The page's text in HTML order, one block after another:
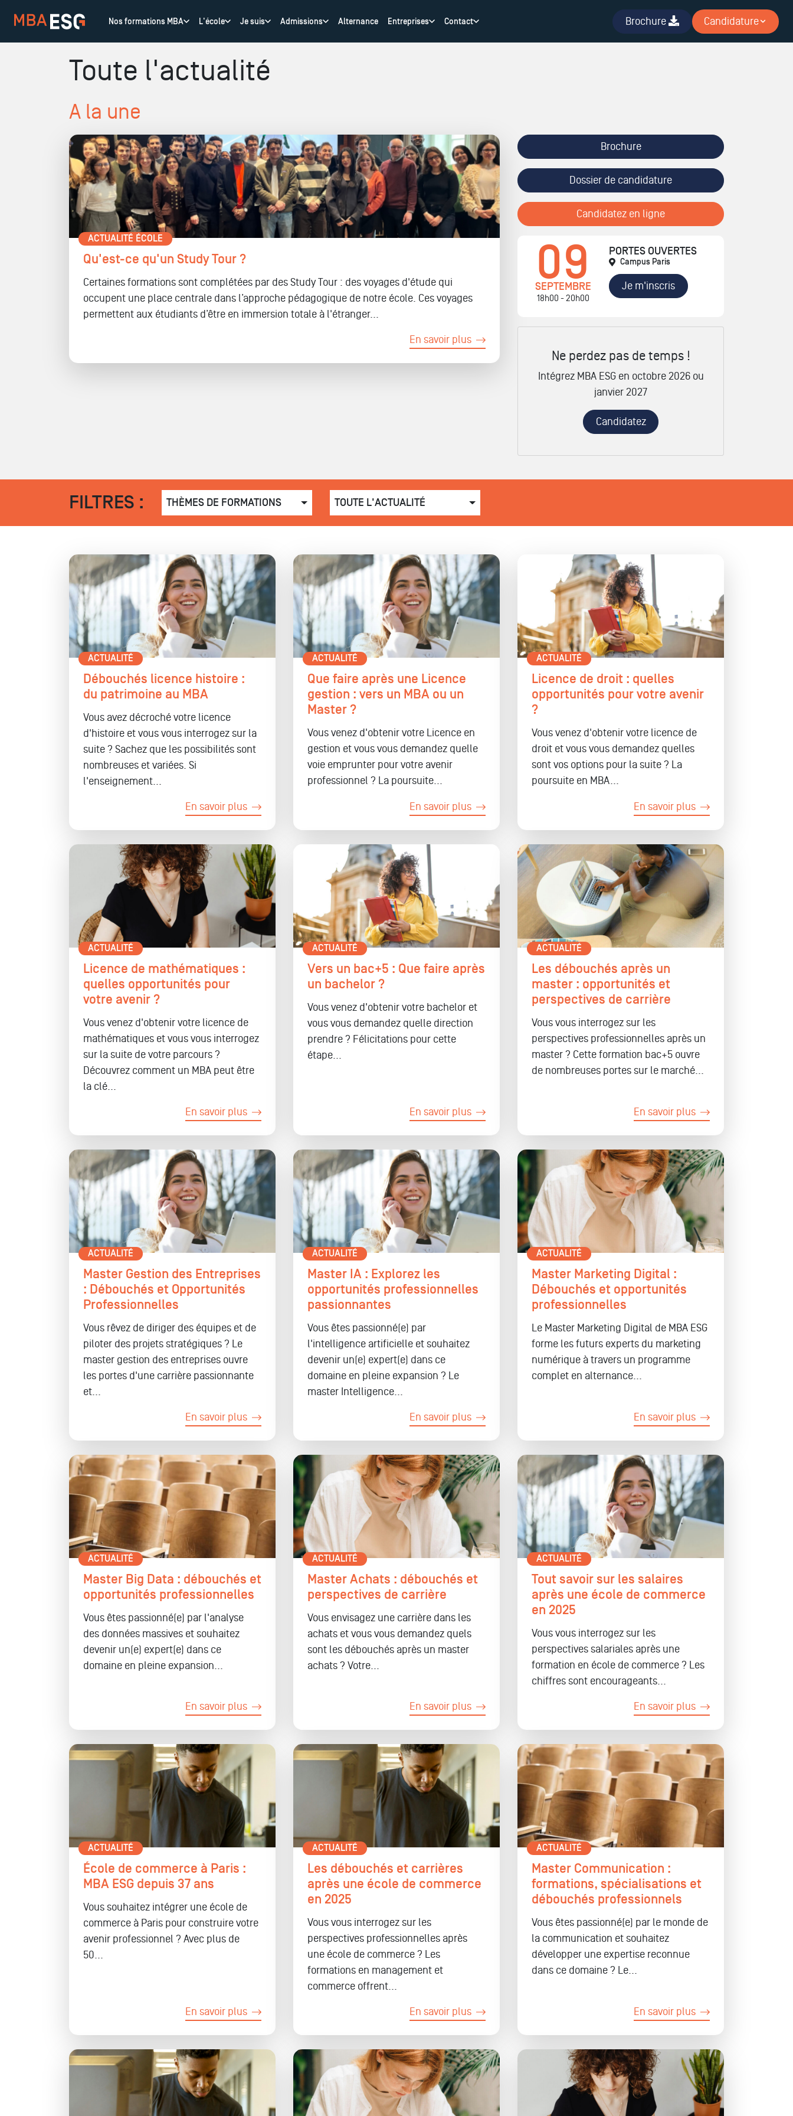
Toute l'actualité
A la une
ACTUALITÉ ÉCOLE
Qu'est-ce qu'un Study Tour ?
Certaines formations sont complétées par des Study Tour : des voyages d'étude qui
occupent une place centrale dans l’approche pédagogique de notre école. Ces voyages
permettent aux étudiants d’être en immersion totale à l'étranger...
En savoir plus
Brochure
Dossier de candidature
Candidatez en ligne
09
SEPTEMBRE
18h00 - 20h00
PORTES OUVERTES
Campus Paris
Je m'inscris
Ne perdez pas de temps !
Intégrez MBA ESG en octobre 2026 ou
janvier 2027
Candidatez
FILTRES : THÈMES DE FORMATIONS TOUTE L'ACTUALITÉ
ACTUALITÉ
Débouchés licence histoire :
du patrimoine au MBA
Vous avez décroché votre licence
d'histoire et vous vous interrogez sur la
suite ? Sachez que les possibilités sont
nombreuses et variées. Si
l'enseignement...
En savoir plus
ACTUALITÉ
Que faire après une Licence
gestion : vers un MBA ou un
Master ?
Vous venez d'obtenir votre Licence en
gestion et vous vous demandez quelle
voie emprunter pour votre avenir
professionnel ? La poursuite...
En savoir plus
ACTUALITÉ
Licence de droit : quelles
opportunités pour votre avenir
?
Vous venez d'obtenir votre licence de
droit et vous vous demandez quelles
sont vos options pour la suite ? La
poursuite en MBA...
En savoir plus
ACTUALITÉ
Licence de mathématiques :
quelles opportunités pour
votre avenir ?
Vous venez d'obtenir votre licence de
mathématiques et vous vous interrogez
sur la suite de votre parcours ?
Découvrez comment un MBA peut être
la clé...
En savoir plus
ACTUALITÉ
Vers un bac+5 : Que faire après
un bachelor ?
Vous venez d'obtenir votre bachelor et
vous vous demandez quelle direction
prendre ? Félicitations pour cette
étape...
En savoir plus
ACTUALITÉ
Les débouchés après un
master : opportunités et
perspectives de carrière
Vous vous interrogez sur les
perspectives professionnelles après un
master ? Cette formation bac+5 ouvre
de nombreuses portes sur le marché...
En savoir plus
ACTUALITÉ
Master Gestion des Entreprises
: Débouchés et Opportunités
Professionnelles
Vous rêvez de diriger des équipes et de
piloter des projets stratégiques ? Le
master gestion des entreprises ouvre
les portes d'une carrière passionnante
et...
En savoir plus
ACTUALITÉ
Master IA : Explorez les
opportunités professionnelles
passionnantes
Vous êtes passionné(e) par
l'intelligence artificielle et souhaitez
devenir un(e) expert(e) dans ce
domaine en pleine expansion ? Le
master Intelligence...
En savoir plus
ACTUALITÉ
Master Marketing Digital :
Débouchés et opportunités
professionnelles
Le Master Marketing Digital de MBA ESG
forme les futurs experts du marketing
numérique à travers un programme
complet en alternance...
En savoir plus
ACTUALITÉ
Master Big Data : débouchés et
opportunités professionnelles
Vous êtes passionné(e) par l'analyse
des données massives et souhaitez
devenir un(e) expert(e) dans ce
domaine en pleine expansion...
En savoir plus
ACTUALITÉ
Master Achats : débouchés et
perspectives de carrière
Vous envisagez une carrière dans les
achats et vous vous demandez quels
sont les débouchés après un master
achats ? Votre...
En savoir plus
ACTUALITÉ
Tout savoir sur les salaires
après une école de commerce
en 2025
Vous vous interrogez sur les
perspectives salariales après une
formation en école de commerce ? Les
chiffres sont encourageants...
En savoir plus
ACTUALITÉ
École de commerce à Paris :
MBA ESG depuis 37 ans
Vous souhaitez intégrer une école de
commerce à Paris pour construire votre
avenir professionnel ? Avec plus de
50...
En savoir plus
ACTUALITÉ
Les débouchés et carrières
après une école de commerce
en 2025
Vous vous interrogez sur les
perspectives professionnelles après
une école de commerce ? Les
formations en management et
commerce offrent...
En savoir plus
ACTUALITÉ
Master Communication :
formations, spécialisations et
débouchés professionnels
Vous êtes passionné(e) par le monde de
la communication et souhaitez
développer une expertise reconnue
dans ce domaine ? Le...
En savoir plus
Nos formations MBA L'école Je suis Admissions Alternance Entreprises Contact Brochure Candidature